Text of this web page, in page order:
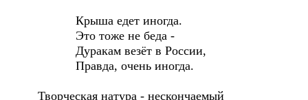
Крыша едет иногда.
Это тоже не беда -
Дуракам везёт в России,
Правда, очень иногда.
Творческая натура - нескончаемый